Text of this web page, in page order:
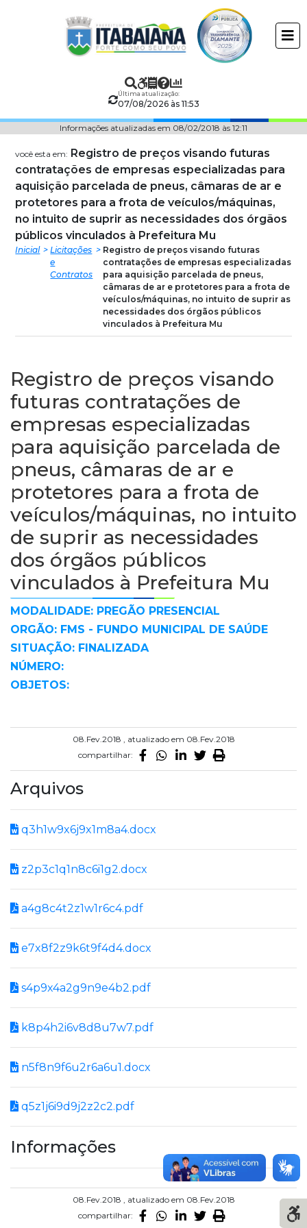
Prefeitura
Municipal
Itabaiana
Última atualização:
07/08/2026 às 11:53
Informações atualizadas em 08/02/2018 às 12:11
você esta em: Registro de preços visando futuras
contratações de empresas especializadas para
aquisição parcelada de pneus, câmaras de ar e
protetores para a frota de veículos/máquinas,
no intuito de suprir as necessidades dos órgãos
públicos vinculados à Prefeitura Mu
Inicial
Licitações
e
Contratos
Registro de preços visando futuras
contratações de empresas especializadas
para aquisição parcelada de pneus,
câmaras de ar e protetores para a frota de
veículos/máquinas, no intuito de suprir as
necessidades dos órgãos públicos
vinculados à Prefeitura Mu
Registro de preços visando
futuras contratações de
empresas especializadas
para aquisição parcelada de
pneus, câmaras de ar e
protetores para a frota de
veículos/máquinas, no intuito
de suprir as necessidades
dos órgãos públicos
vinculados à Prefeitura Mu
MODALIDADE: PREGÃO PRESENCIAL
ORGÃO: FMS - FUNDO MUNICIPAL DE SAÚDE
SITUAÇÃO: FINALIZADA
NÚMERO:
OBJETOS:
08.Fev.2018 , atualizado em 08.Fev.2018
compartilhar:
Arquivos
q3h1w9x6j9x1m8a4.docx
z2p3c1q1n8c6i1g2.docx
a4g8c4t2z1w1r6c4.pdf
e7x8f2z9k6t9f4d4.docx
s4p9x4a2g9n9e4b2.pdf
k8p4h2i6v8d8u7w7.pdf
n5f8n9f6u2r6a6u1.docx
q5z1j6i9d9j2z2c2.pdf
Informações
08.Fev.2018 , atualizado em 08.Fev.2018
compartilhar: